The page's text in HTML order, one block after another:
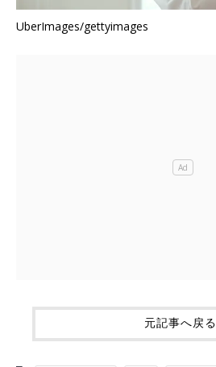
UberImages/gettyimages
元記事へ戻る